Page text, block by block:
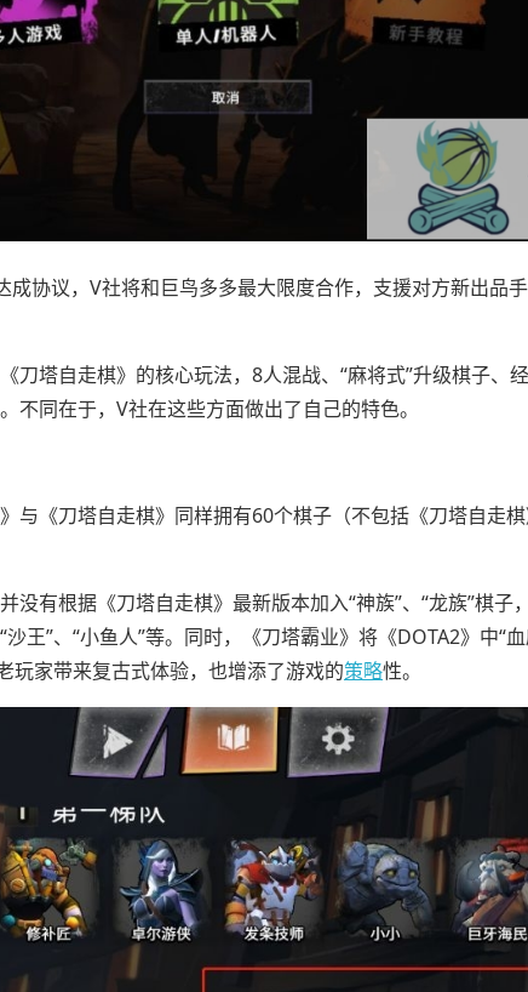
协议，V社将和巨鸟多多最大限度合作，支援对方新出品
刀塔自走棋》的核心玩法，8人混战、“麻将式”升级棋子、
不同在于，V社在这些方面做出了自己的特色。
与《刀塔自走棋》同样拥有60个棋子（不包括《刀塔自走
没有根据《刀塔自走棋》最新版本加入“神族”、“龙族”棋子
王”、“小鱼人”等。同时，《刀塔霸业》将《DOTA2》中“
玩家带来复古式体验，也增添了游戏的策略性。